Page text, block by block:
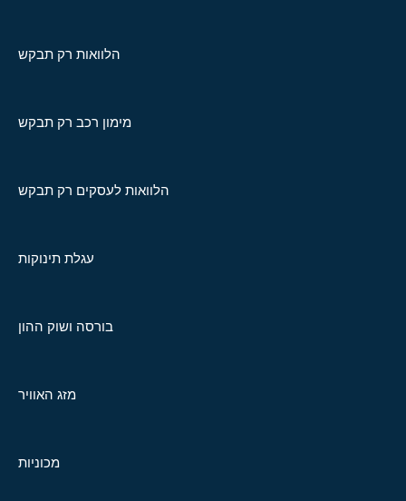
הלוואות רק תבקש
מימון רכב רק תבקש
הלוואות לעסקים רק תבקש
עגלת תינוקות
בורסה ושוק ההון
מזג האוויר
מכוניות